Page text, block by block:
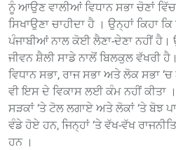
ਨੂੰ ਆਉਣ ਵਾਲੀਆਂ ਵਿਧਾਨ ਸਭਾ ਚੋਣਾਂ
ਸਿਖਾਉਣਾ ਚਾਹੀਦਾ ਹੈ । ਉਨ੍ਹਾਂ ਕਿਹਾ
ਪੰਜਾਬੀਆਂ ਨਾਲ ਕੋਈ ਲੈਣਾ-ਦੇਣਾ ਨਹੀਂ
ਜੀਵਨ ਸ਼ੈਲੀ ਸਾਡੇ ਨਾਲੋਂ ਬਿਲਕੁਲ ਵੱਖਰੀ
ਵਿਧਾਨ ਸਭਾ, ਰਾਜ ਸਭਾ ਅਤੇ ਲੋਕ ਸਭਾ
ਵੀ ਇਸ ਦੇ ਵਿਕਾਸ ਲਈ ਕੰਮ ਨਹੀਂ ਕੀਤਾ
ਸੜਕਾਂ ‘ਤੇ ਟੋਲ ਲਗਾਏ ਅਤੇ ਲੋਕਾਂ ‘ਤੇ
ਵੰਡੇ ਹੋਏ ਹਨ, ਜਿਨ੍ਹਾਂ ‘ਤੇ ਵੱਖ-ਵੱਖ
ਹਨ ।